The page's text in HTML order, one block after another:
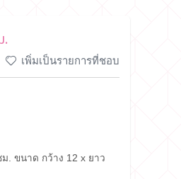
เพิ่มเป็นรายการที่ชอบ
. ขนาด กว้าง 12 x ยาว